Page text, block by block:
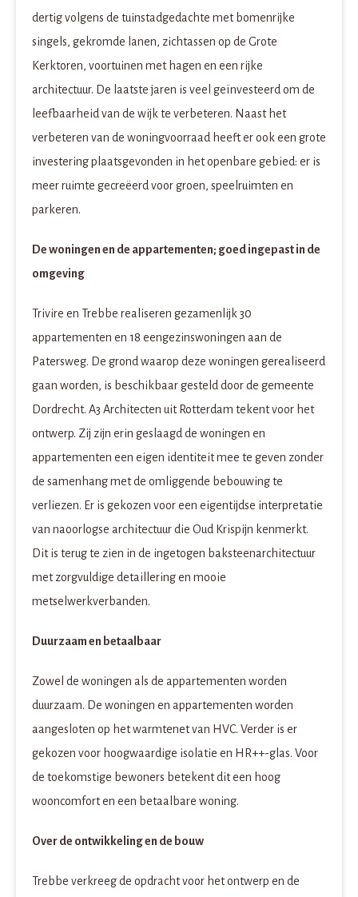
dertig volgens de tuinstadgedachte met bomenrijke
singels, gekromde lanen, zichtassen op de Grote
Kerktoren, voortuinen met hagen en een rijke
architectuur. De laatste jaren is veel geïnvesteerd om de
leefbaarheid van de wijk te verbeteren. Naast het
verbeteren van de woningvoorraad heeft er ook een grote
investering plaatsgevonden in het openbare gebied: er is
meer ruimte gecreëerd voor groen, speelruimten en
parkeren.
De woningen en de appartementen; goed ingepast in de
omgeving
Trivire en Trebbe realiseren gezamenlijk 30
appartementen en 18 eengezinswoningen aan de
Patersweg. De grond waarop deze woningen gerealiseerd
gaan worden, is beschikbaar gesteld door de gemeente
Dordrecht. A3 Architecten uit Rotterdam tekent voor het
ontwerp. Zij zijn erin geslaagd de woningen en
appartementen een eigen identiteit mee te geven zonder
de samenhang met de omliggende bebouwing te
verliezen. Er is gekozen voor een eigentijdse interpretatie
van naoorlogse architectuur die Oud Krispijn kenmerkt.
Dit is terug te zien in de ingetogen baksteenarchitectuur
met zorgvuldige detaillering en mooie
metselwerkverbanden.
Duurzaam en betaalbaar
Zowel de woningen als de appartementen worden
duurzaam. De woningen en appartementen worden
aangesloten op het warmtenet van HVC. Verder is er
gekozen voor hoogwaardige isolatie en HR++-glas. Voor
de toekomstige bewoners betekent dit een hoog
wooncomfort en een betaalbare woning.
Over de ontwikkeling en de bouw
Trebbe verkreeg de opdracht voor het ontwerp en de